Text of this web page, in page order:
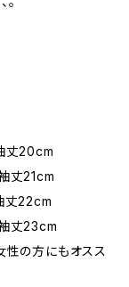
丈20cm
丈21cm
丈22cm
丈23cm
性の方にもオスス